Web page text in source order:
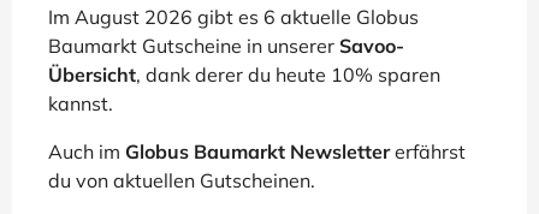
Im August 2026 gibt es 6 aktuelle Globus
Baumarkt Gutscheine in unserer Savoo-
Übersicht, dank derer du heute 10% sparen
kannst.
Auch im Globus Baumarkt Newslettererfährst
du von aktuellen Gutscheinen.